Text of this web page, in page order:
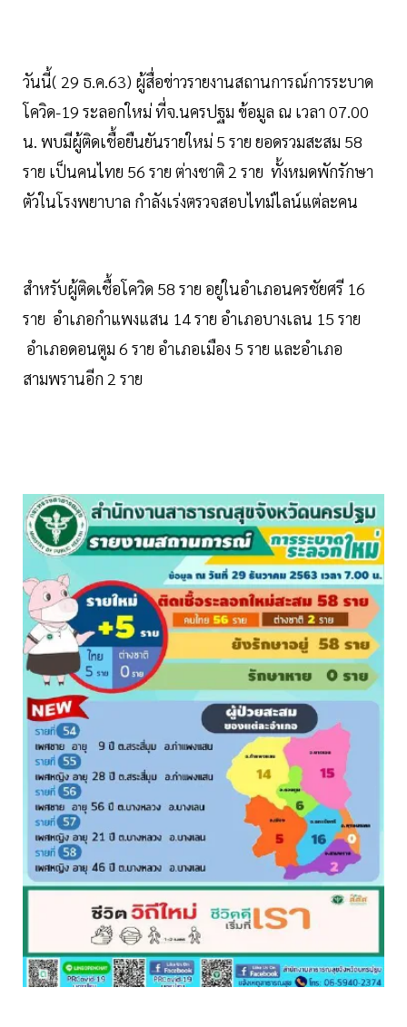
วันนี้( 29 ธ.ค.63) ผู้สื่อข่าวรายงานสถานการณ์การระบาด
โควิด-19 ระลอกใหม่ ที่จ.นครปฐม ข้อมูล ณ เวลา 07.00
น. พบมีผู้ติดเชื้อยืนยัน​รายใหม่ 5 ราย ยอดรวมสะสม​ 58
ราย เป็นคนไทย 56 ราย ต่างชาติ 2 ราย ทั้งหมดพักรักษา
ตัวใน​โรงพยาบาล​ กำลังเร่งตรวจสอบไทม์ไลน์แต่ละคน
สำหรับผู้ติดเชื้อโควิด 58 ราย อยู่ในอำเภอนครชัยศรี 16
ราย อำเภอกำแพงแสน 14 ราย อำเภอบางเลน 15 ราย
อำเภอดอนตูม 6 ราย อำเภอเมือง 5 ราย และอำเภอ
สามพรานอีก 2 ราย